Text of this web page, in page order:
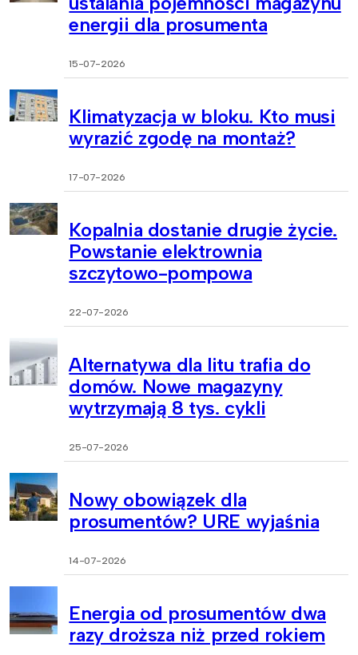
energii dla prosumenta
15-07-2026
Klimatyzacja w bloku. Kto musi
wyrazić zgodę na montaż?
17-07-2026
Kopalnia dostanie drugie życie.
Powstanie elektrownia
szczytowo-pompowa
22-07-2026
Alternatywa dla litu trafia do
domów. Nowe magazyny
wytrzymają 8 tys. cykli
25-07-2026
Nowy obowiązek dla
prosumentów? URE wyjaśnia
14-07-2026
Energia od prosumentów dwa
razy droższa niż przed rokiem